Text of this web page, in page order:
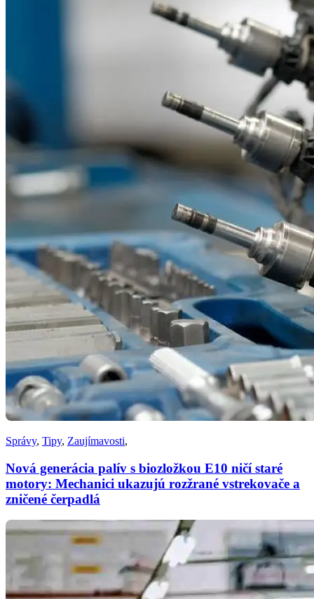
Správy, Tipy, Zaujímavosti,
Nová generácia palív s biozložkou E10 ničí staré
motory: Mechanici ukazujú rozžrané vstrekovače a
zničené čerpadlá